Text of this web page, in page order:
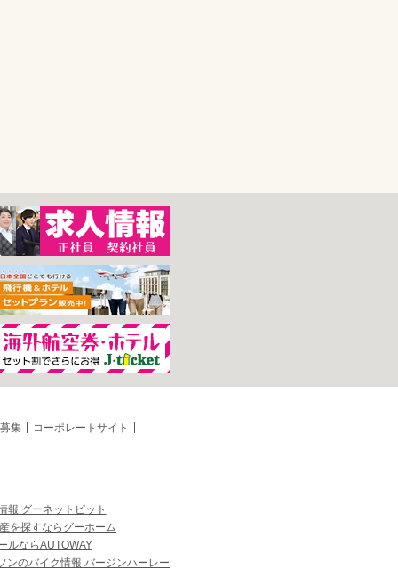
集 コーポレートサイト
報 グーネットピット
を探すならグーホーム
ルならAUTOWAY
ンのバイク情報 バージンハーレー